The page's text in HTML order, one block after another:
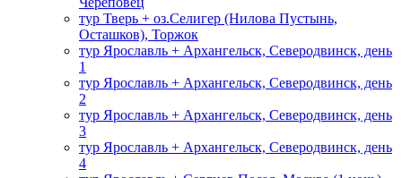
тур Тверь + оз.Селигер (Нилова Пустынь,
Осташков), Торжок
тур Ярославль + Архангельск, Северодвинск, день
1
тур Ярославль + Архангельск, Северодвинск, день
2
тур Ярославль + Архангельск, Северодвинск, день
3
тур Ярославль + Архангельск, Северодвинск, день
4